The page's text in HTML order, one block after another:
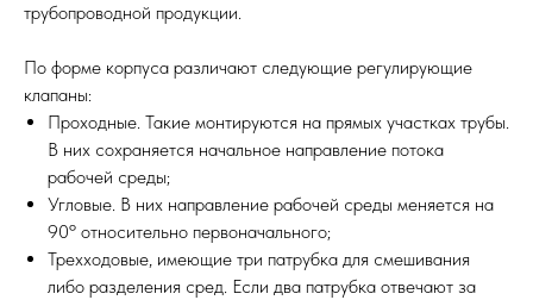
трубопроводной продукции.
По форме корпуса различают следующие регулирующие
клапаны:
Проходные. Такие монтируются на прямых участках трубы.
В них сохраняется начальное направление потока
рабочей среды;
Угловые. В них направление рабочей среды меняется на
90º относительно первоначального;
Трехходовые, имеющие три патрубка для смешивания
либо разделения сред. Если два патрубка отвечают за